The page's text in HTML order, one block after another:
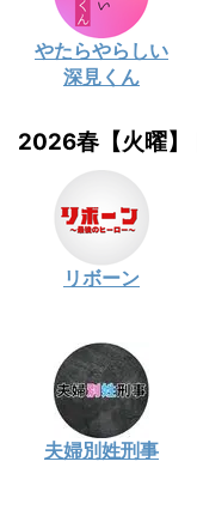
やたらやらしい
深見くん
2026春【火曜】
リボーン
夫婦別姓刑事